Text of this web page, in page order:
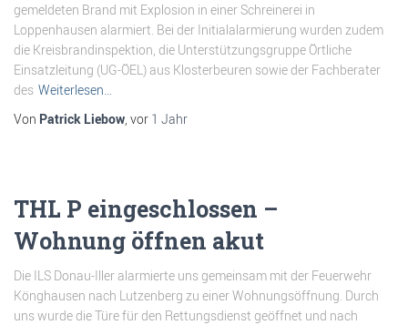
gemeldeten Brand mit Explosion in einer Schreinerei in
Loppenhausen alarmiert. Bei der Initialalarmierung wurden zudem
die Kreisbrandinspektion, die Unterstützungsgruppe Örtliche
Einsatzleitung (UG-ÖEL) aus Klosterbeuren sowie der Fachberater
des Weiterlesen…
Von Patrick Liebow, vor 1 Jahr
THL P eingeschlossen –
Wohnung öffnen akut
Die ILS Donau-Iller alarmierte uns gemeinsam mit der Feuerwehr
Könghausen nach Lutzenberg zu einer Wohnungsöffnung. Durch
uns wurde die Türe für den Rettungsdienst geöffnet und nach